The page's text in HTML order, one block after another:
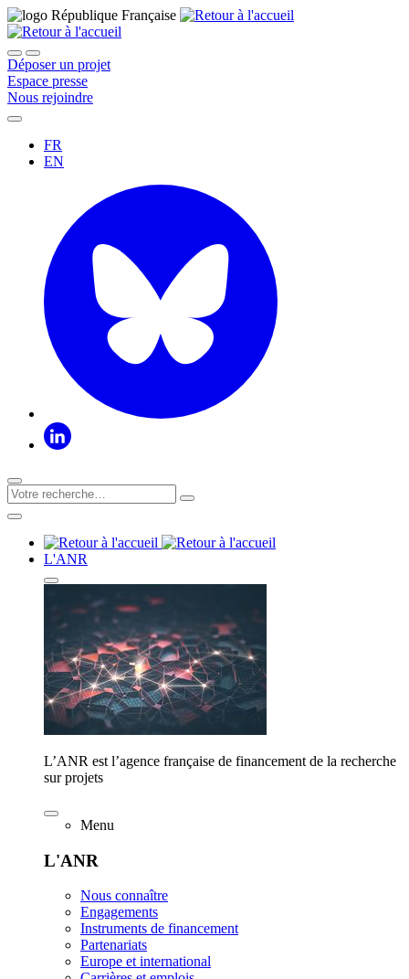
Déposer un projet
Espace presse
Nous rejoindre
FR
EN
L'ANR
L’ANR est l’agence française de financement de la recherche
sur projets
Menu
L'ANR
Nous connaître
Engagements
Instruments de financement
Partenariats
Europe et international